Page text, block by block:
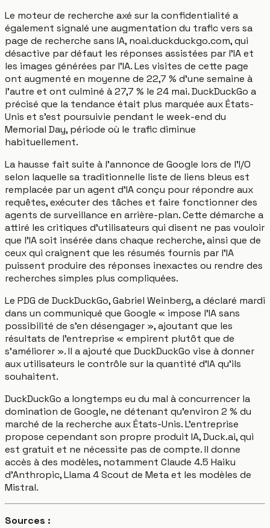
Le moteur de recherche axé sur la confidentialité a
également signalé une augmentation du trafic vers sa
page de recherche sans IA, noai.duckduckgo.com, qui
désactive par défaut les réponses assistées par l'IA et
les images générées par l'IA. Les visites de cette page
ont augmenté en moyenne de 22,7 % d'une semaine à
l'autre et ont culminé à 27,7 % le 24 mai. DuckDuckGo a
précisé que la tendance était plus marquée aux États-
Unis et s'est poursuivie pendant le week-end du
Memorial Day, période où le trafic diminue
habituellement.
La hausse fait suite à l'annonce de Google lors de l'I/O
selon laquelle sa traditionnelle liste de liens bleus est
remplacée par un agent d'IA conçu pour répondre aux
requêtes, exécuter des tâches et faire fonctionner des
agents de surveillance en arrière-plan. Cette démarche a
attiré les critiques d'utilisateurs qui disent ne pas vouloir
que l'IA soit insérée dans chaque recherche, ainsi que de
ceux qui craignent que les résumés fournis par l'IA
puissent produire des réponses inexactes ou rendre des
recherches simples plus compliquées.
Le PDG de DuckDuckGo, Gabriel Weinberg, a déclaré mardi
dans un communiqué que Google « impose l'IA sans
possibilité de s'en désengager », ajoutant que les
résultats de l'entreprise « empirent plutôt que de
s'améliorer ». Il a ajouté que DuckDuckGo vise à donner
aux utilisateurs le contrôle sur la quantité d'IA qu'ils
souhaitent.
DuckDuckGo a longtemps eu du mal à concurrencer la
domination de Google, ne détenant qu'environ 2 % du
marché de la recherche aux États-Unis. L'entreprise
propose cependant son propre produit IA, Duck.ai, qui
est gratuit et ne nécessite pas de compte. Il donne
accès à des modèles, notamment Claude 4.5 Haiku
d'Anthropic, Llama 4 Scout de Meta et les modèles de
Mistral.
Sources :